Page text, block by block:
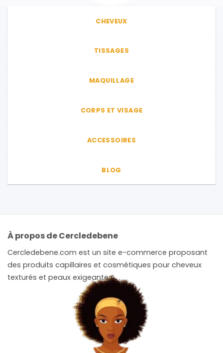
CHEVEUX
TISSAGES
MAQUILLAGE
CORPS ET VISAGE
ACCESSOIRES
BLOG
À propos de Cercledebene
Cercledebene.com est un site e-commerce proposant
des produits capillaires et cosmétiques pour cheveux
texturés et peaux exigeantes.